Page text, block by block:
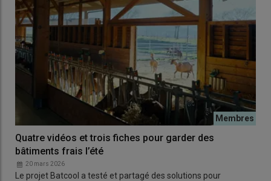
Quatre vidéos et trois fiches pour garder des
bâtiments frais l’été
20 mars 2026
Le projet Batcool a testé et partagé des solutions pour